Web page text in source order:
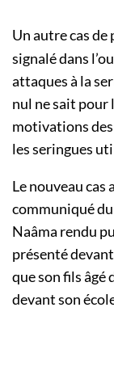
Un autre cas de
signalé dans
attaques à la
nul ne sait pour
motivations
les seringues
Le nouveau cas
communiqué
Naâma rendu
présenté
que son fils âgé
devant son